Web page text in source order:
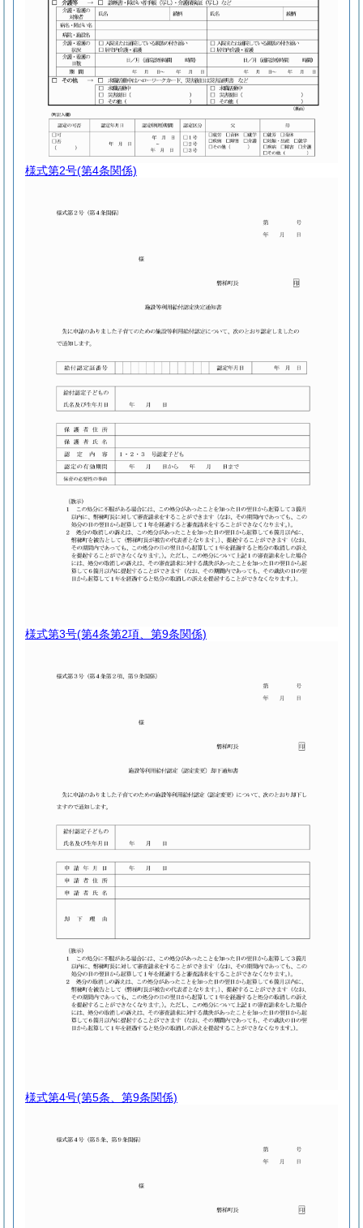
様式第2号(第4条関係)
様式第3号(第4条第2項、第9条関係)
様式第4号(第5条、第9条関係)